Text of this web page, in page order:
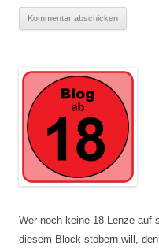
Wer noch keine 18 Lenze auf
diesem Block stöbern will,